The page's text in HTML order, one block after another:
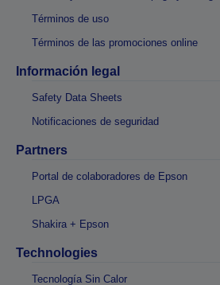
Términos de uso
Términos de las promociones online
Información legal
Safety Data Sheets
Notificaciones de seguridad
Partners
Portal de colaboradores de Epson
LPGA
Shakira + Epson
Technologies
Tecnología Sin Calor